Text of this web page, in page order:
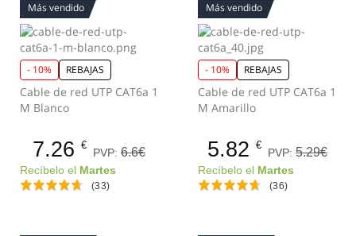
Más vendido
- 10% REBAJAS
Cable de red UTP CAT6a 1
M Blanco
7.26 €
PVP: 6.6€
Recíbelo el Martes
(33)
Más vendido
- 10% REBAJAS
Cable de red UTP CAT6a 1
M Amarillo
5.82 €
PVP: 5.29€
Recíbelo el Martes
(36)